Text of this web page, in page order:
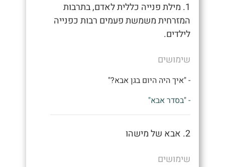
1. מילת פנייה כללית לאדם, בתרבות
המזרחית משמשת פעמים רבות כפנייה
לילדים.
שימושים
- "איך היה היום בגן אבא?"
- "בסדר אבא"
2. אבא של מישהו
שימושים